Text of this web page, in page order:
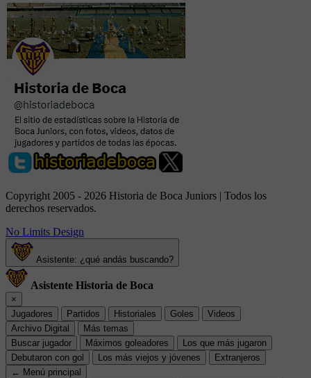
Copyright 2005 - 2026 Historia de Boca Juniors | Todos los
derechos reservados.
No Limits Design
Asistente: ¿qué andás buscando?
Asistente Historia de Boca
×
Jugadores
Partidos Historiales Goles
Videos
Archivo Digital
Más temas
Buscar jugador
Máximos goleadores
Los que más jugaron
Debutaron con gol
Los más viejos y jóvenes
Extranjeros
← Menú principal